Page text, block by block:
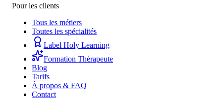
Pour les clients
Tous les métiers
Toutes les spécialités
Label Holy Learning
Formation Thérapeute
Blog
Tarifs
À propos & FAQ
Contact